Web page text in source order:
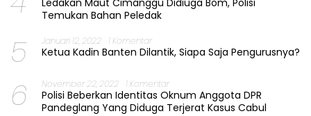
Ledakan Maut Cimanggu Didiuga Bom, Polisi
Temukan Bahan Peledak
5 Januari 12, 2022 1 Komentar
Ketua Kadin Banten Dilantik, Siapa Saja Pengurusnya?
6 November 22, 2022 1 Komentar
Polisi Beberkan Identitas Oknum Anggota DPR
Pandeglang Yang Diduga Terjerat Kasus Cabul